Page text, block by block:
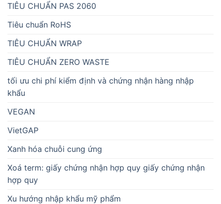
TIÊU CHUẨN PAS 2060
Tiêu chuẩn RoHS
TIÊU CHUẨN WRAP
TIÊU CHUẨN ZERO WASTE
tối ưu chi phí kiểm định và chứng nhận hàng nhập
khẩu
VEGAN
VietGAP
Xanh hóa chuỗi cung ứng
Xoá term: giấy chứng nhận hợp quy giấy chứng nhận
hợp quy
Xu hướng nhập khẩu mỹ phẩm